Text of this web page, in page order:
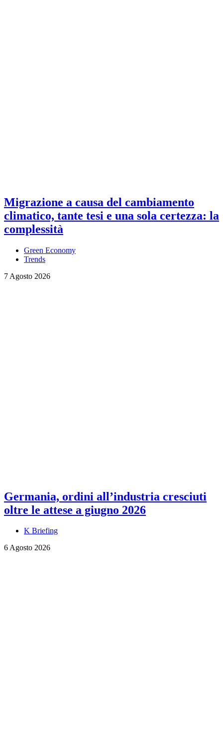
Migrazione a causa del cambiamento
climatico, tante tesi e una sola certezza: la
complessità
Green Economy
Trends
7 Agosto 2026
Germania, ordini all’industria cresciuti
oltre le attese a giugno 2026
K Briefing
6 Agosto 2026